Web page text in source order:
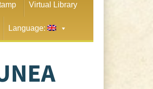
Virtual Library
Language: